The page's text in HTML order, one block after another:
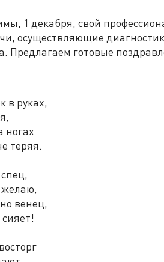
1 декабря, свой
осуществляющие
Предлагаем готовые
в руках,
ногах
теряя.
венец,